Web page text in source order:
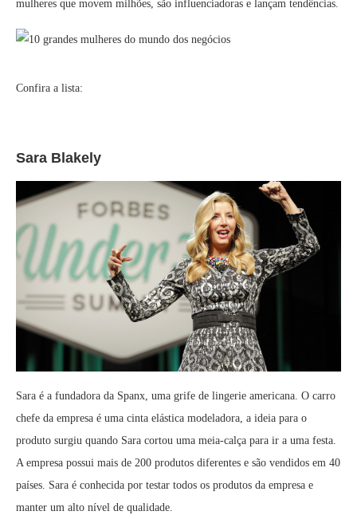
mulheres que movem milhões, são influenciadoras e lançam tendências.
Confira a lista:
Sara Blakely
Sara é a fundadora da Spanx, uma grife de lingerie americana. O carro
chefe da empresa é uma cinta elástica modeladora, a ideia para o
produto surgiu quando Sara cortou uma meia-calça para ir a uma festa.
A empresa possui mais de 200 produtos diferentes e são vendidos em 40
países. Sara é conhecida por testar todos os produtos da empresa e
manter um alto nível de qualidade.